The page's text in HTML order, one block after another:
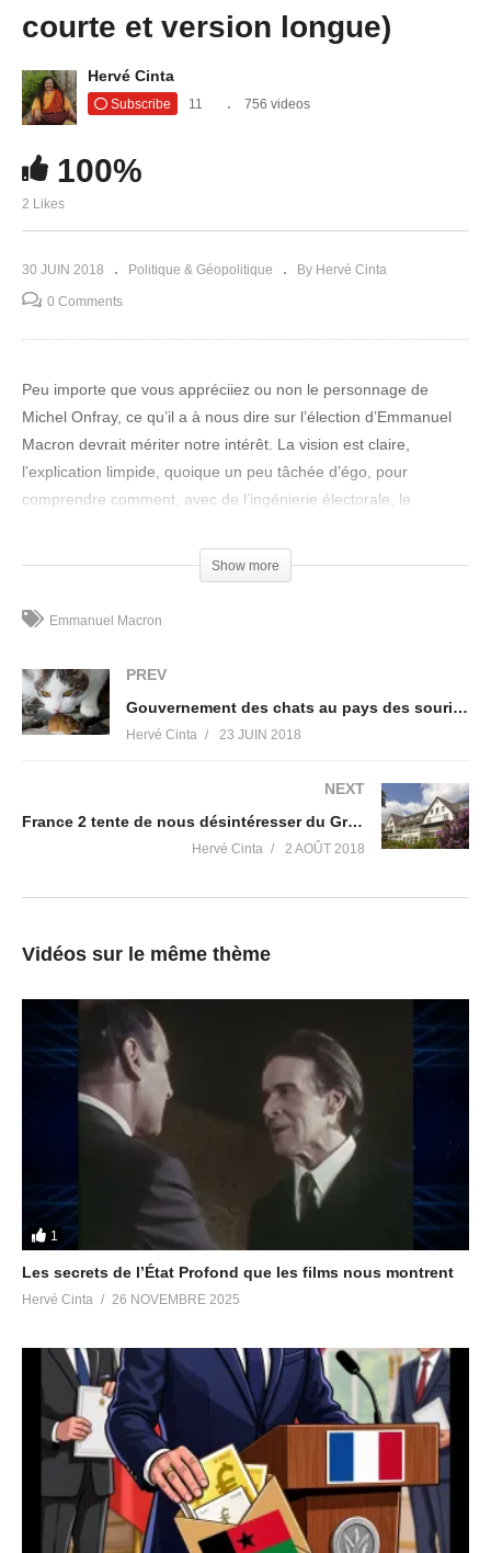
Philippe de Villiers balance sur mai 68, l’Europe,
la Trilatérale et le groupe Bilderberg
courte et version longue)
Hervé Cinta
Subscribe 11 756 videos
100%
2 Likes
30 JUIN 2018 Politique & Géopolitique By Hervé Cinta
0 Comments
Peu importe que vous appréciiez ou non le personnage de
Michel Onfray, ce qu’il a à nous dire sur l’élection d’Emmanuel
Macron devrait mériter notre intérêt. La vision est claire,
l’explication limpide, quoique un peu tâchée d’égo, pour
comprendre comment, avec de l’ingénierie électorale, le
agents en nous laissant penser que c’est nous, le peuple, qui
l’avons choisi. Pour cela au moins Michel, tu mérites notre
respect et notre écoute…
Show more
Emmanuel Macron
PREV
Gouvernement des chats au pays des souris, pourquoi continuons nous à élire des chats ?
Hervé Cinta 23 JUIN 2018
NEXT
France 2 tente de nous désintéresser du Groupe Bilderberg à travers un reportage inédit
Hervé Cinta 2 AOÛT 2018
Vidéos sur le même thème
1
Les secrets de l’État Profond que les films nous montrent
Hervé Cinta 26 NOVEMBRE 2025